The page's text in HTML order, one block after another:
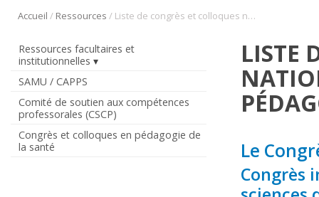
Accueil / Ressources / Liste de congrès et colloques nationaux et internationaux en pédagogie
Ressources facultaires et
institutionnelles
SAMU / CAPPS
Comité de soutien aux compétences
professorales (CSCP)
Congrès et colloques en pédagogie de
la santé
LISTE
Le
Congrès